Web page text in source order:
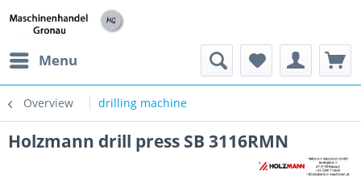
Menu
Overview drilling machine
Holzmann drill press SB 3116RMN